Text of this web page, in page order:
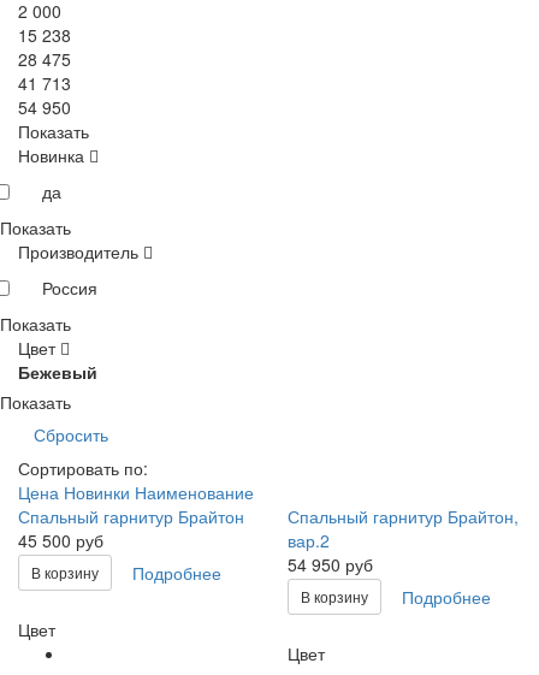
2 000
15 238
28 475
41 713
54 950
Показать
Новинка
да
Показать
Производитель
Россия
Показать
Цвет
Бежевый
Показать
Сортировать по:
Цена Новинки Наименование
Спальный гарнитур Брайтон
45 500 руб
В корзину Подробнее
Цвет
Спальный гарнитур Брайтон,
вар.2
54 950 руб
В корзину Подробнее
Цвет